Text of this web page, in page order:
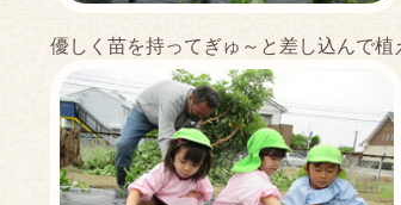
優しく苗を持ってぎゅ～と差し込んで植